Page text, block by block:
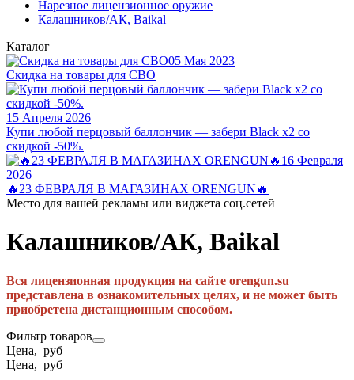
Нарезное лицензионное оружие
Калашников/АК, Baikal
Каталог
05 Мая 2023
Скидка на товары для СВО
15 Апреля 2026
Купи любой перцовый баллончик — забери Black x2 со
скидкой -50%.
16 Февраля
2026
🔥23 ФЕВРАЛЯ В МАГАЗИНАХ ORENGUN🔥
Место для вашей рекламы или виджета соц.сетей
Калашников/АК, Baikal
Вся лицензионная продукция на сайте orengun.su
представлена в ознакомительных целях, и не может быть
приобретена дистанционным способом.
Фильтр товаров
Цена, руб
Цена, руб